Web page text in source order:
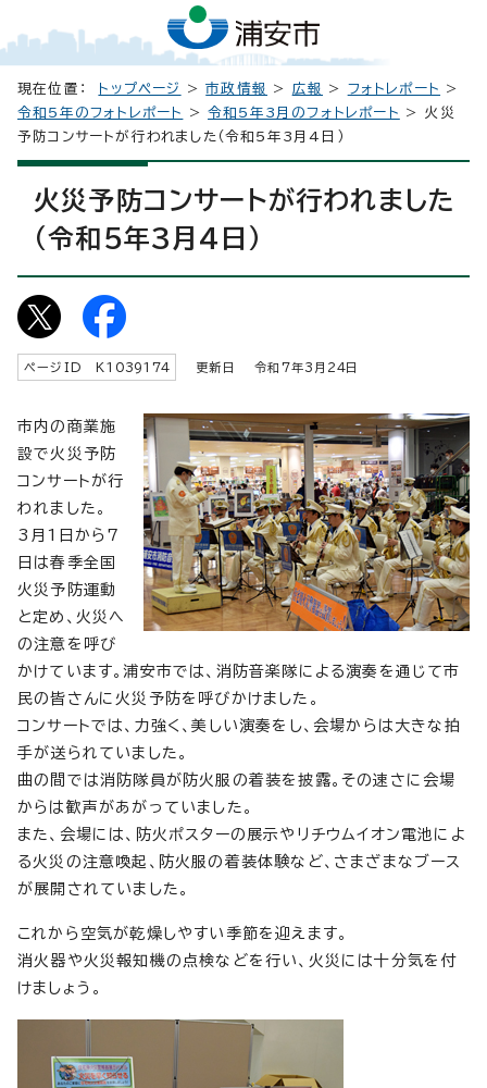
現在位置： トップページ >市政情報 > 広報 > フォトレポート
>
令和5年のフォトレポート
>令和5年3月のフォトレポート
> 火災
予防コンサートが行われました（令和5年3月4日）
火災予防コンサートが行われました
（令和5年3月4日）
ページID K 1039174 更新日 令和7年3月 24日
市内の商業施
設で火災予防
コンサートが行
われました。
3月1日から7
日は春季全国
火災予防運動
と定め、火災へ
の注意を呼び
かけています。浦安市では、消防音楽隊による演奏を通じて市
民の皆さんに火災予防を呼びかけました。
コンサートでは、力強く、美しい演奏をし、会場からは大きな拍
手が送られていました。
曲の間では消防隊員が防火服の着装を披露。その速さに会場
からは歓声があがっていました。
また、会場には、防火ポスターの展示やリチウムイオン電池によ
る火災の注意喚起、防火服の着装体験など、さまざまなブース
が展開されていました。
これから空気が乾燥しやすい季節を迎えます。
消火器や火災報知機の点検などを行い、火災には十分気を付
けましょう。